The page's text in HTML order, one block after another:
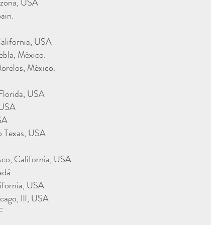
USA
México.
México.
USA
USA
California, USA
USA
Ill, USA